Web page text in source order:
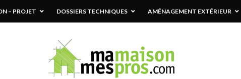
– PROJET DOSSIERS TECHNIQUES AMÉNAGEMENT EXTÉRIEUR